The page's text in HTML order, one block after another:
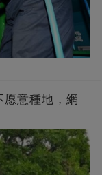
意種地，網